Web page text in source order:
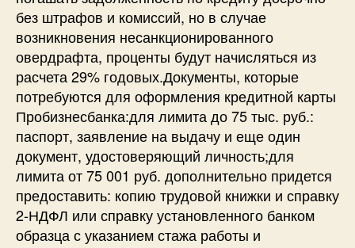
без штрафов и комиссий, но в случае
возникновения несанкционированного
овердрафта, проценты будут начисляться из
расчета 29% годовых.Документы, которые
потребуются для оформления кредитной карты
Пробизнесбанка:для лимита до 75 тыс. руб.:
паспорт, заявление на выдачу и еще один
документ, удостоверяющий личность;для
лимита от 75 001 руб. дополнительно придется
предоставить: копию трудовой книжки и справку
2-НДФЛ или справку установленного банком
образца с указанием стажа работы и